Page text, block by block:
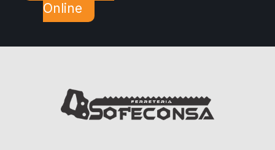
Online